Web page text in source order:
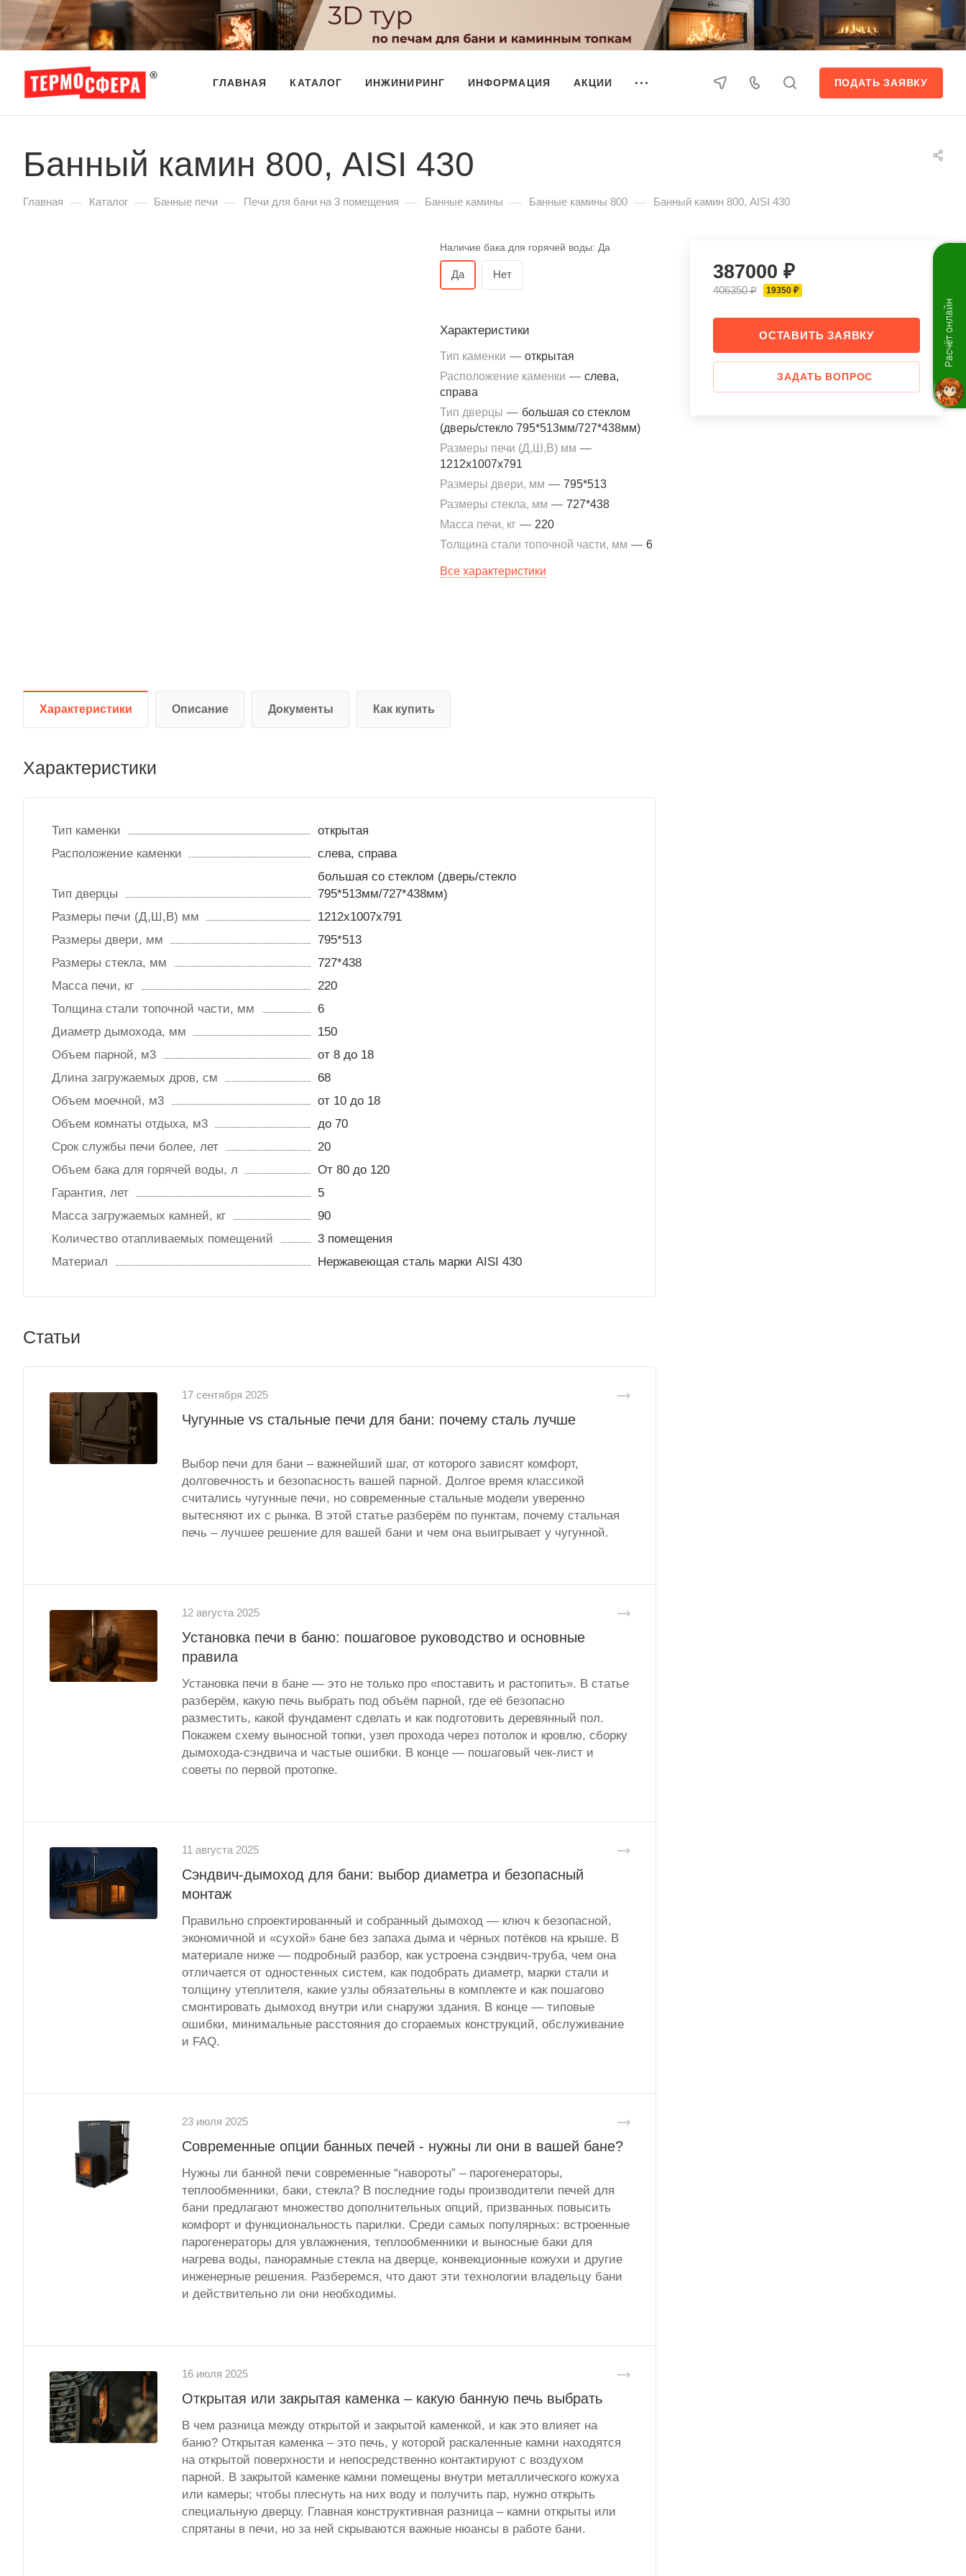
ГЛАВНАЯ КАТАЛОГ ИНЖИНИРИНГ ИНФОРМАЦИЯ АКЦИИ ПОДАТЬ ЗАЯВКУ
Банный камин 800, AISI 430
Главная — Каталог — Банные печи — Печи для бани на 3 помещения — Банные камины — Банные камины 800 — Банный камин 800, AISI 430
387000 ₽
406350 ₽ 19350 ₽
ОСТАВИТЬ ЗАЯВКУ
ЗАДАТЬ ВОПРОС
Наличие бака для горячей воды: Да
Да Нет
Характеристики
Тип каменки — открытая
Расположение каменки — слева,
справа
Тип дверцы — большая со стеклом
(дверь/стекло 795*513мм/727*438мм)
Размеры печи (Д,Ш,В) мм —
1212х1007х791
Размеры двери, мм — 795*513
Размеры стекла, мм — 727*438
Масса печи, кг — 220
Толщина стали топочной части, мм — 6
Все характеристики
Характеристики Описание Документы Как купить
Характеристики
Тип каменки
открытая
Расположение каменки
слева, справа
Тип дверцы
большая со стеклом (дверь/стекло
795*513мм/727*438мм)
Размеры печи (Д,Ш,В) мм
1212х1007х791
Размеры двери, мм
795*513
Размеры стекла, мм
727*438
Масса печи, кг
220
Толщина стали топочной части, мм
6
Диаметр дымохода, мм
150
Объем парной, м3
от 8 до 18
Длина загружаемых дров, см
68
Объем моечной, м3
от 10 до 18
Объем комнаты отдыха, м3
до 70
Срок службы печи более, лет
20
Объем бака для горячей воды, л
От 80 до 120
Гарантия, лет
5
Масса загружаемых камней, кг
90
Количество отапливаемых помещений
3 помещения
Материал
Нержавеющая сталь марки AISI 430
Статьи
17 сентября 2025
Чугунные vs стальные печи для бани: почему сталь лучше
Выбор печи для бани – важнейший шаг, от которого зависят комфорт,
долговечность и безопасность вашей парной. Долгое время классикой
считались чугунные печи, но современные стальные модели уверенно
вытесняют их с рынка. В этой статье разберём по пунктам, почему стальная
печь – лучшее решение для вашей бани и чем она выигрывает у чугунной.
12 августа 2025
Установка печи в баню: пошаговое руководство и основные
правила
Установка печи в бане — это не только про «поставить и растопить». В статье
разберём, какую печь выбрать под объём парной, где её безопасно
разместить, какой фундамент сделать и как подготовить деревянный пол.
Покажем схему выносной топки, узел прохода через потолок и кровлю, сборку
дымохода-сэндвича и частые ошибки. В конце — пошаговый чек-лист и
советы по первой протопке.
11 августа 2025
Сэндвич-дымоход для бани: выбор диаметра и безопасный
монтаж
Правильно спроектированный и собранный дымоход — ключ к безопасной,
экономичной и «сухой» бане без запаха дыма и чёрных потёков на крыше. В
материале ниже — подробный разбор, как устроена сэндвич-труба, чем она
отличается от одностенных систем, как подобрать диаметр, марки стали и
толщину утеплителя, какие узлы обязательны в комплекте и как пошагово
смонтировать дымоход внутри или снаружи здания. В конце — типовые
ошибки, минимальные расстояния до сгораемых конструкций, обслуживание
и FAQ.
23 июля 2025
Современные опции банных печей - нужны ли они в вашей бане?
Нужны ли банной печи современные “навороты” – парогенераторы,
теплообменники, баки, стекла? В последние годы производители печей для
бани предлагают множество дополнительных опций, призванных повысить
комфорт и функциональность парилки. Среди самых популярных: встроенные
парогенераторы для увлажнения, теплообменники и выносные баки для
нагрева воды, панорамные стекла на дверце, конвекционные кожухи и другие
инженерные решения. Разберемся, что дают эти технологии владельцу бани
и действительно ли они необходимы.
16 июля 2025
Открытая или закрытая каменка – какую банную печь выбрать
В чем разница между открытой и закрытой каменкой, и как это влияет на
баню? Открытая каменка – это печь, у которой раскаленные камни находятся
на открытой поверхности и непосредственно контактируют с воздухом
парной. В закрытой каменке камни помещены внутри металлического кожуха
или камеры; чтобы плеснуть на них воду и получить пар, нужно открыть
специальную дверцу. Главная конструктивная разница – камни открыты или
спрятаны в печи, но за ней скрываются важные нюансы в работе бани.
Расчёт онлайн